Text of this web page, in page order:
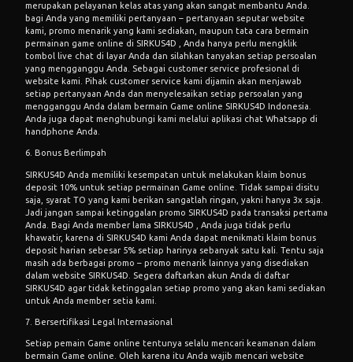
merupakan pelayanan kelas atas yang akan sangat membantu Anda.
bagi Anda yang memiliki pertanyaan – pertanyaan seputar website
kami, promo menarik yang kami sediakan, maupun tata cara bermain
permainan game online di SIRKUS4D , Anda hanya perlu mengklik
tombol live chat di layar Anda dan silahkan tanyakan setiap persoalan
yang mengganggu Anda. Sebagai customer service profesional di
website kami. Pihak customer service kami dijamin akan menjawab
setiap pertanyaan Anda dan menyelesaikan setiap persoalan yang
mengganggu Anda dalam bermain Game online SIRKUS4D Indonesia.
Anda juga dapat menghubungi kami melalui aplikasi chat Whatsapp di
handphone Anda.
6. Bonus Berlimpah
SIRKUS4D Anda memiliki kesempatan untuk melakukan klaim bonus
deposit 10% untuk setiap permainan Game online. Tidak sampai disitu
saja, syarat TO yang kami berikan sangatlah ringan, yakni hanya 3x saja.
Jadi jangan sampai ketinggalan promo SIRKUS4D pada transaksi pertama
Anda. Bagi Anda member lama SIRKUS4D , Anda juga tidak perlu
khawatir, karena di SIRKUS4D kami Anda dapat menikmati klaim bonus
deposit harian sebesar 5% setiap harinya sebanyak satu kali. Tentu saja
masih ada berbagai promo – promo menarik lainnya yang disediakan
dalam website SIRKUS4D. Segera daftarkan akun Anda di daftar
SIRKUS4D agar tidak ketinggalan setiap promo yang akan kami sediakan
untuk Anda member setia kami.
7. Bersertifikasi Legal Internasional
Setiap pemain Game online tentunya selalu mencari keamanan dalam
bermain Game online. Oleh karena itu Anda wajib mencari website